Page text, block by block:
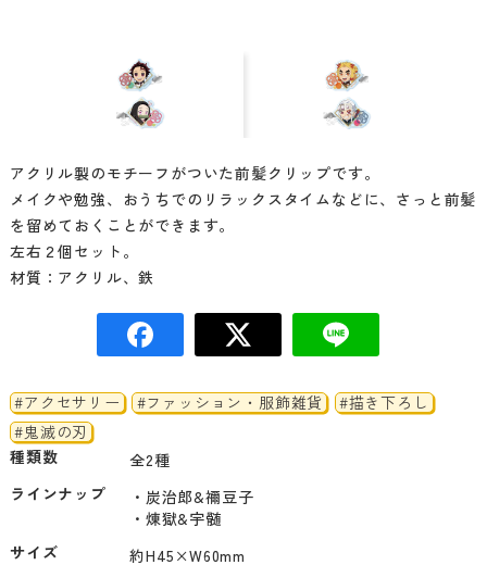
アクリル製のモチーフがついた前髪クリップです。
メイクや勉強、おうちでのリラックスタイムなどに、さっと前髪
を留めておくことができます。
左右２個セット。
材質：アクリル、鉄
#アクセサリー #ファッション・服飾雑貨
#描き下ろし
#鬼滅の刃
種類数
全2種
ラインナップ
・炭治郎&禰豆子
サイズ